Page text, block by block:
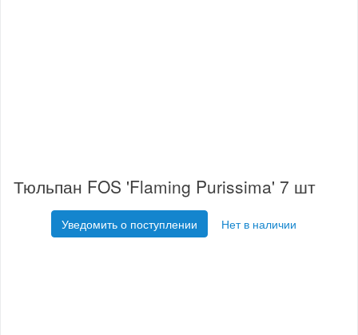
Тюльпан FOS 'Flaming Purissima' 7 шт
Уведомить о поступлении Нет в наличии